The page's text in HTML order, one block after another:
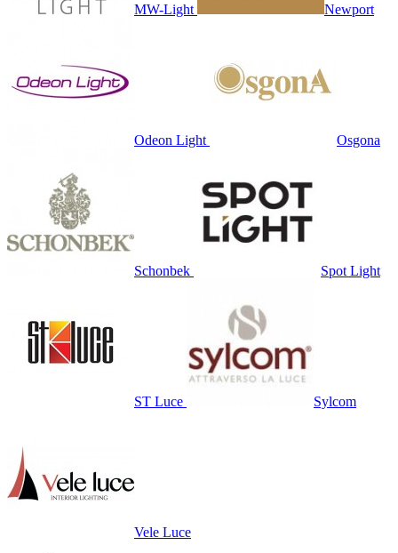
MW-Light Newport
Odeon Light Osgona
Schonbek Spot Light
ST Luce Sylcom
Vele Luce